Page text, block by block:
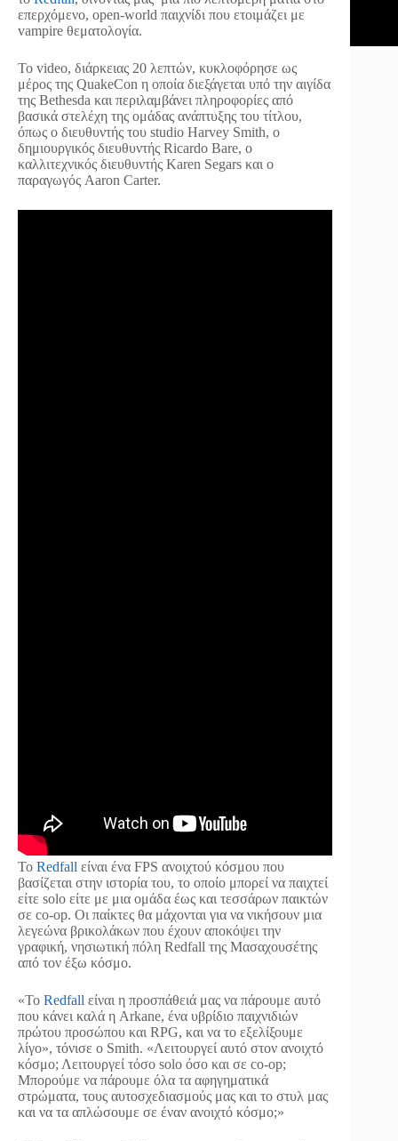
επερχόμενο, open-world παιχνίδι που ετοιμάζει με
vampire θεματολογία.
Το video, διάρκειας 20 λεπτών, κυκλοφόρησε ως
μέρος της QuakeCon η οποία διεξάγεται υπό την αιγίδα
της Bethesda και περιλαμβάνει πληροφορίες από
βασικά στελέχη της ομάδας ανάπτυξης του τίτλου,
όπως ο διευθυντής του studio Harvey Smith, ο
δημιουργικός διευθυντής Ricardo Bare, ο
καλλιτεχνικός διευθυντής Karen Segars και ο
παραγωγός Aaron Carter.
Το Redfall είναι ένα FPS ανοιχτού κόσμου που
βασίζεται στην ιστορία του, το οποίο μπορεί να παιχτεί
είτε solo είτε με μια ομάδα έως και τεσσάρων παικτών
σε co-op. Οι παίκτες θα μάχονται για να νικήσουν μια
λεγεώνα βρικολάκων που έχουν αποκόψει την
γραφική, νησιωτική πόλη Redfall της Μασαχουσέτης
από τον έξω κόσμο.
«Το Redfall είναι η προσπάθειά μας να πάρουμε αυτό
που κάνει καλά η Arkane, ένα υβρίδιο παιχνιδιών
πρώτου προσώπου και RPG, και να το εξελίξουμε
λίγο», τόνισε ο Smith. «Λειτουργεί αυτό στον ανοιχτό
κόσμο; Λειτουργεί τόσο solo όσο και σε co-op;
Μπορούμε να πάρουμε όλα τα αφηγηματικά
στρώματα, τους αυτοσχεδιασμούς μας και το στυλ μας
και να τα απλώσουμε σε έναν ανοιχτό κόσμο;»